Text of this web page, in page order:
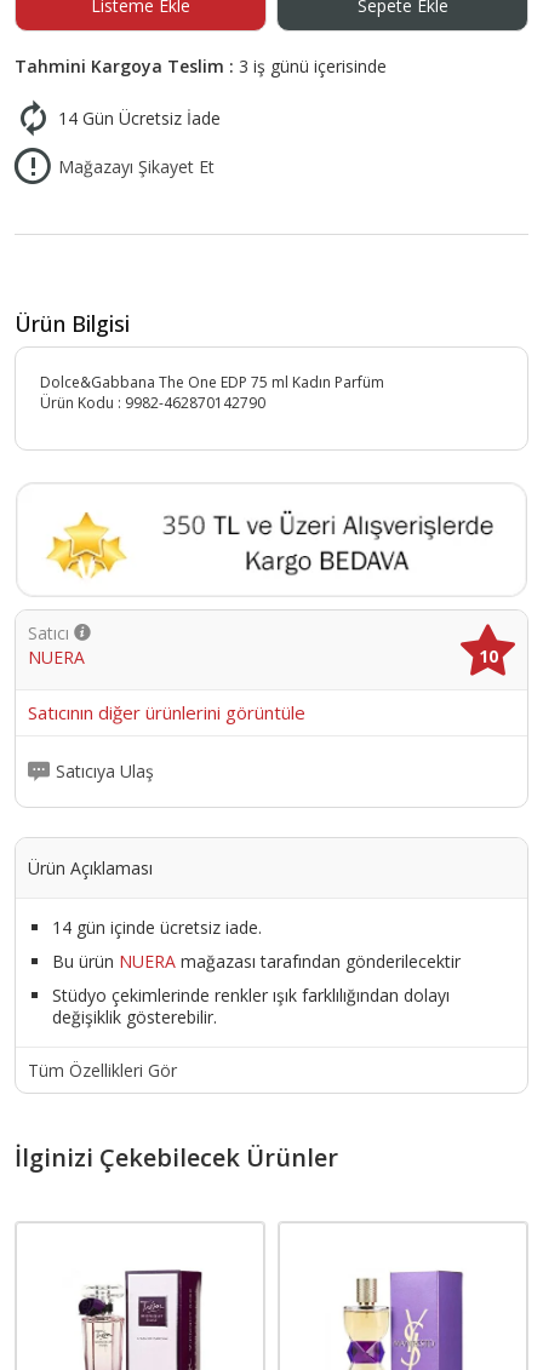
Listeme Ekle Sepete Ekle
Tahmini Kargoya Teslim : 3 iş günü içerisinde
14 Gün Ücretsiz İade
Mağazayı Şikayet Et
Ürün Bilgisi
Dolce&Gabbana The One EDP 75 ml Kadın Parfüm
Ürün Kodu : 9982-462870142790
Satıcı
NUERA
10
Satıcının diğer ürünlerini görüntüle
Satıcıya Ulaş
Ürün Açıklaması
14 gün içinde ücretsiz iade.
Bu ürün NUERA mağazası tarafından gönderilecektir
Stüdyo çekimlerinde renkler ışık farklılığından dolayı
değişiklik gösterebilir.
Tüm Özellikleri Gör
İlginizi Çekebilecek Ürünler